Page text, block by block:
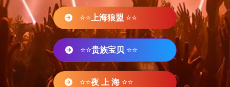
⭐⭐ 上海狼盟 ⭐⭐
⭐⭐贵族宝贝 ⭐⭐
⭐⭐夜 上 海 ⭐⭐